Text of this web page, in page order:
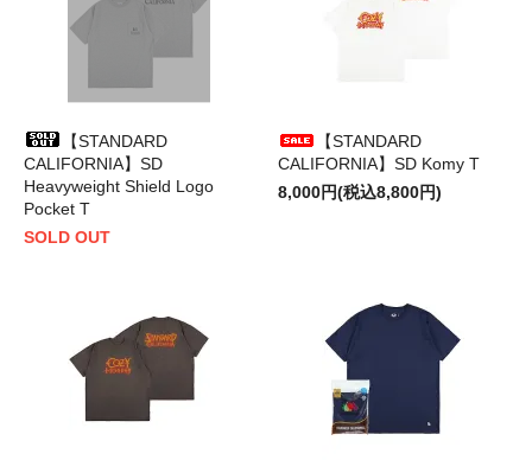
【STANDARD
CALIFORNIA】SD
Heavyweight Shield Logo
Pocket T
SOLD OUT
【STANDARD
CALIFORNIA】SD Komy T
8,000円(税込8,800円)